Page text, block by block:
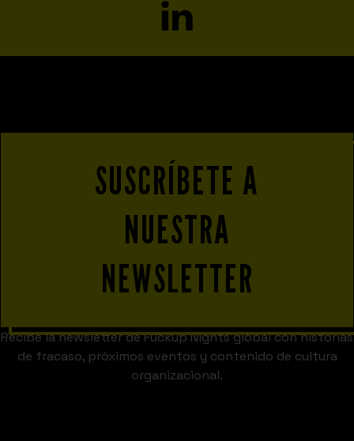
SUSCRÍBETE A
NUESTRA
NEWSLETTER
Recibe la newsletter de Fuckup Nights global con historias
de fracaso, próximos eventos y contenido de cultura
organizacional.